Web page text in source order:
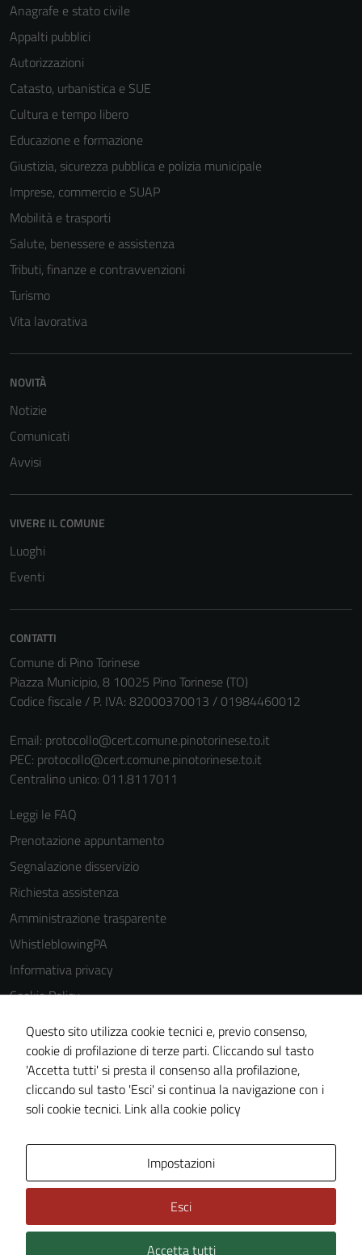
Anagrafe e stato civile
Appalti pubblici
Autorizzazioni
Catasto, urbanistica e SUE
Cultura e tempo libero
Educazione e formazione
Giustizia, sicurezza pubblica e polizia municipale
Imprese, commercio e SUAP
Mobilità e trasporti
Salute, benessere e assistenza
Tributi, finanze e contravvenzioni
Turismo
Vita lavorativa
NOVITÀ
Notizie
Comunicati
Avvisi
VIVERE IL COMUNE
Luoghi
Eventi
CONTATTI
Comune di Pino Torinese
Piazza Municipio, 8 10025 Pino Torinese (TO)
Codice fiscale / P. IVA: 82000370013 / 01984460012
Email: protocollo@cert.comune.pinotorinese.to.it
PEC: protocollo@cert.comune.pinotorinese.to.it
Centralino unico: 011.8117011
Leggi le FAQ
Prenotazione appuntamento
Segnalazione disservizio
Richiesta assistenza
Amministrazione trasparente
WhistleblowingPA
Informativa privacy
Cookie Policy
Note legali
Dichiarazione di accessibilità
Piano di miglioramento del sito
Certificazione sistema gestione qualità
Questo sito utilizza cookie tecnici e, previo consenso,
cookie di profilazione di terze parti. Cliccando sul tasto
'Accetta tutti' si presta il consenso alla profilazione,
cliccando sul tasto 'Esci' si continua la navigazione con i
soli cookie tecnici. Link alla cookie policy
Impostazioni
Esci
Accetta tutti
Tecnici
sono necessari
per il
funzionamento
possono
essere